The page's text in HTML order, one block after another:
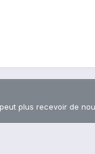
plus recevoir de